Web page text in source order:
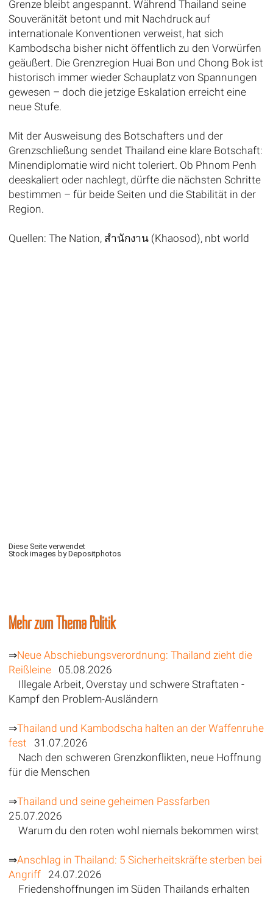
Grenze bleibt angespannt. Während Thailand seine
Souveränität betont und mit Nachdruck auf
internationale Konventionen verweist, hat sich
Kambodscha bisher nicht öffentlich zu den Vorwürfen
geäußert. Die Grenzregion Huai Bon und Chong Bok ist
historisch immer wieder Schauplatz von Spannungen
gewesen – doch die jetzige Eskalation erreicht eine
neue Stufe.
Mit der Ausweisung des Botschafters und der
Grenzschließung sendet Thailand eine klare Botschaft:
Minendiplomatie wird nicht toleriert. Ob Phnom Penh
deeskaliert oder nachlegt, dürfte die nächsten Schritte
bestimmen – für beide Seiten und die Stabilität in der
Region.
Quellen: The Nation, สำนักงาน (Khaosod), nbt world
Diese Seite verwendet
Stock images by Depositphotos
Mehr zum Thema Politik
⇒Neue Abschiebungsverordnung: Thailand zieht die
Reißleine05.08.2026
Illegale Arbeit, Overstay und schwere Straftaten -
Kampf den Problem-Ausländern
⇒Thailand und Kambodscha halten an der Waffenruhe
fest 31.07.2026
Nach den schweren Grenzkonflikten, neue Hoffnung
für die Menschen
⇒Thailand und seine geheimen Passfarben
25.07.2026
Warum du den roten wohl niemals bekommen wirst
⇒Anschlag in Thailand: 5 Sicherheitskräfte sterben bei
Angriff24.07.2026
Friedenshoffnungen im Süden Thailands erhalten